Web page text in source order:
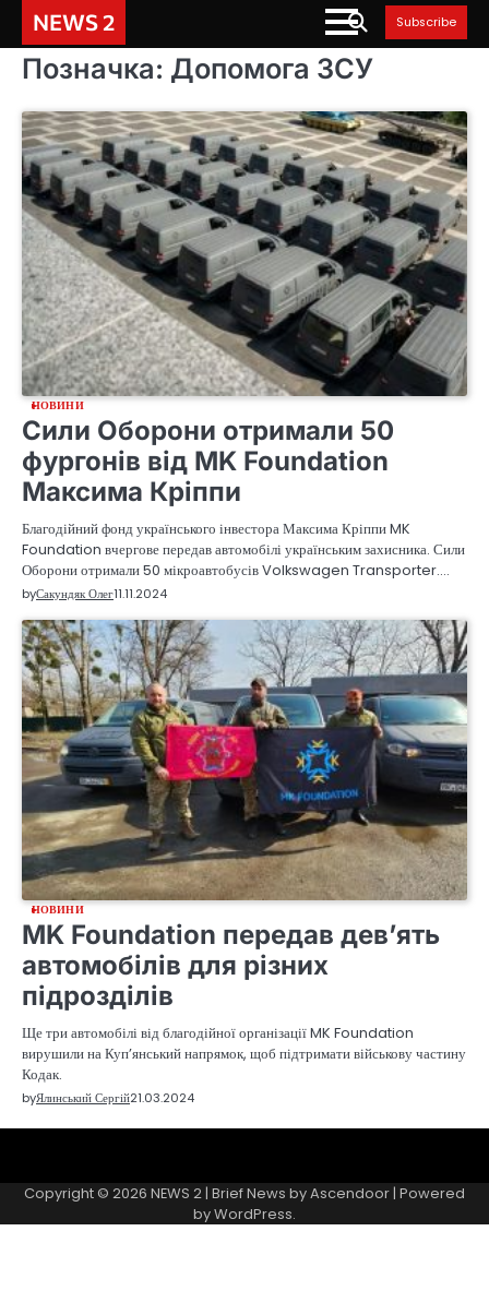
content
NEWS 2 Subscribe
Позначка: Допомога ЗСУ
НОВИНИ
Сили Оборони отримали 50
фургонів від MK Foundation
Максима Кріппи
Благодійний фонд українського інвестора Максима Кріппи MK
Foundation вчергове передав автомобілі українським захисника. Сили
Оборони отримали 50 мікроавтобусів Volkswagen Transporter.…
byСакундяк Олег11.11.2024
НОВИНИ
MK Foundation передав дев’ять
автомобілів для різних
підрозділів
Ще три автомобілі від благодійної організації MK Foundation
вирушили на Куп’янський напрямок, щоб підтримати військову частину
Кодак.
byЯлинський Сергій21.03.2024
Page
Copyright © 2026 NEWS 2| Brief News byAscendoor| Powered
byWordPress.